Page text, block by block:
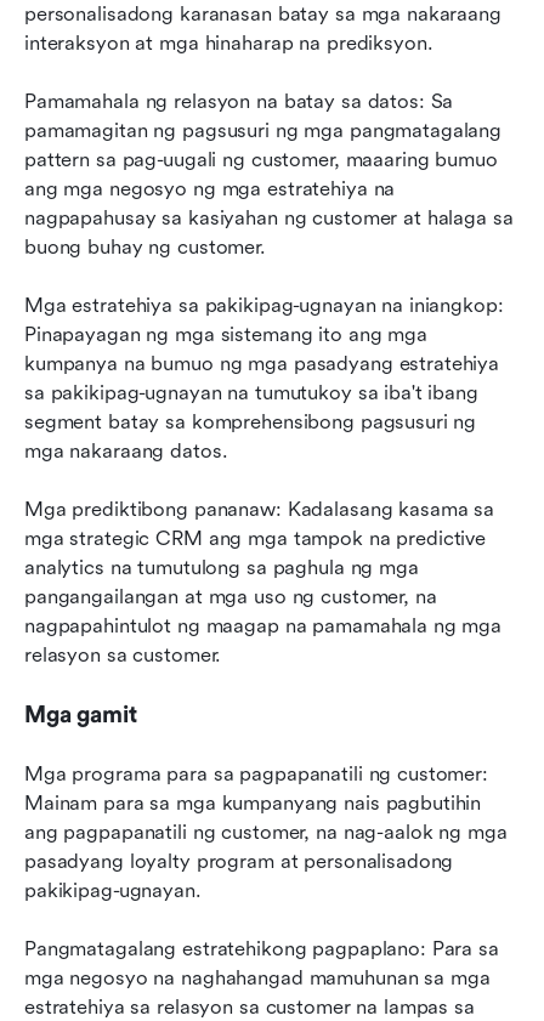
personalisadong karanasan batay sa mga nakaraang
interaksyon at mga hinaharap na prediksyon.
Pamamahala ng relasyon na batay sa datos: Sa
pamamagitan ng pagsusuri ng mga pangmatagalang
pattern sa pag-uugali ng customer, maaaring bumuo
ang mga negosyo ng mga estratehiya na
nagpapahusay sa kasiyahan ng customer at halaga sa
buong buhay ng customer.
Mga estratehiya sa pakikipag-ugnayan na iniangkop:
Pinapayagan ng mga sistemang ito ang mga
kumpanya na bumuo ng mga pasadyang estratehiya
sa pakikipag-ugnayan na tumutukoy sa iba't ibang
segment batay sa komprehensibong pagsusuri ng
mga nakaraang datos.
Mga prediktibong pananaw: Kadalasang kasama sa
mga strategic CRM ang mga tampok na predictive
analytics na tumutulong sa paghula ng mga
pangangailangan at mga uso ng customer, na
nagpapahintulot ng maagap na pamamahala ng mga
relasyon sa customer.
Mga gamit
Mga programa para sa pagpapanatili ng customer:
Mainam para sa mga kumpanyang nais pagbutihin
ang pagpapanatili ng customer, na nag-aalok ng mga
pasadyang loyalty program at personalisadong
pakikipag-ugnayan.
Pangmatagalang estratehikong pagpaplano: Para sa
mga negosyo na naghahangad mamuhunan sa mga
estratehiya sa relasyon sa customer na lampas sa